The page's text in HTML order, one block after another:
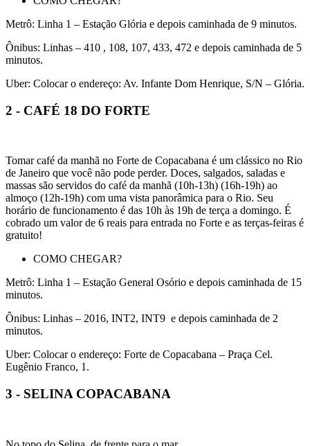
Metrô: Linha 1 – Estação Glória e depois caminhada de 9 minutos.
Ônibus: Linhas – 410 , 108, 107, 433, 472 e depois caminhada de 5
minutos.
Uber: Colocar o endereço: Av. Infante Dom Henrique, S/N – Glória.
2 - CAFÉ 18 DO FORTE
Tomar café da manhã no Forte de Copacabana é um clássico no Rio
de Janeiro que você não pode perder. Doces, salgados, saladas e
massas são servidos do café da manhã (10h-13h) (16h-19h) ao
almoço (12h-19h) com uma vista panorâmica para o Rio. Seu
horário de funcionamento é das 10h às 19h de terça a domingo. É
cobrado um valor de 6 reais para entrada no Forte e as terças-feiras é
gratuito!
COMO CHEGAR?
Metrô: Linha 1 – Estação General Osório e depois caminhada de 15
minutos.
Ônibus: Linhas – 2016, INT2, INT9 e depois caminhada de 2
minutos.
Uber: Colocar o endereço: Forte de Copacabana – Praça Cel.
Eugênio Franco, 1.
3 - SELINA COPACABANA